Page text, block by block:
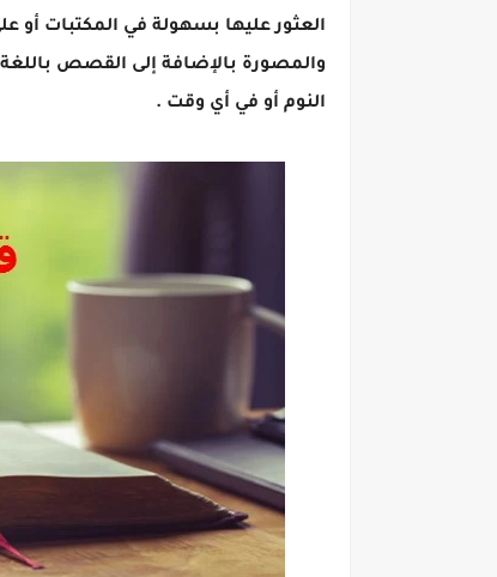
العثور عليها بسهولة في المكتبات أو
والمصورة بالإضافة إلى القصص
النوم أو في أي وقت .